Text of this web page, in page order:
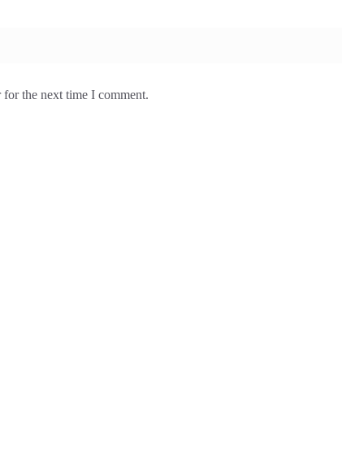
the next time I comment.